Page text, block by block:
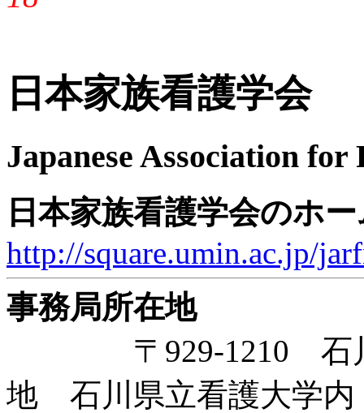
日本家族看護学会
Japanese Association
日本家族看護学会のホ
http://square.umin.ac.jp/
事務局所在地
〒929-1210 石川県
地 石川県立看護大学内